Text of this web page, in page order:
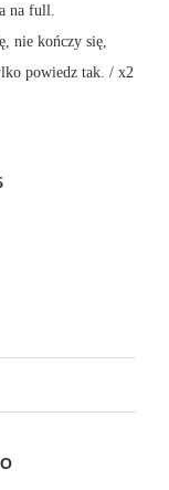
na full.
nie kończy się,
powiedz tak. / x2